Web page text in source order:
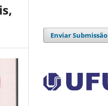
Enviar Submissão